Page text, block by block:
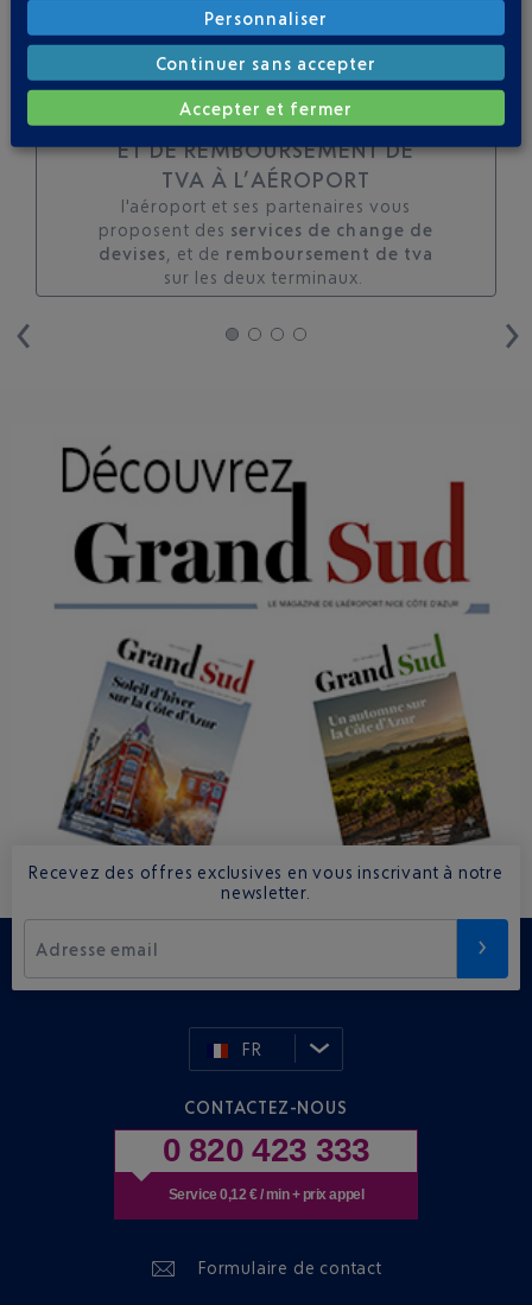
TOUS LES SERVICES DE CHANGE
ET DE REMBOURSEMENT DE
TVA À L’AÉROPORT
l'aéroport et ses partenaires vous
proposent des services de change de
devises , et de remboursement de tva
sur les deux terminaux. ​
Recevez des offres exclusives en vous inscrivant à notre
newsletter.
Adresse email
FR
CONTACTEZ-NOUS
0 820 423 333
Service 0,12 € / min + prix appel
Formulaire de contact
Personnaliser
Continuer sans accepter
Accepter et fermer